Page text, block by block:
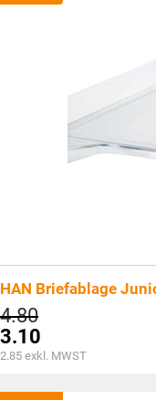
HAN Briefablage
4.80Ursprünglicher
Preis
war:
CHF4.80
3.10
Aktueller
ist:
2.85 exkl. MWST